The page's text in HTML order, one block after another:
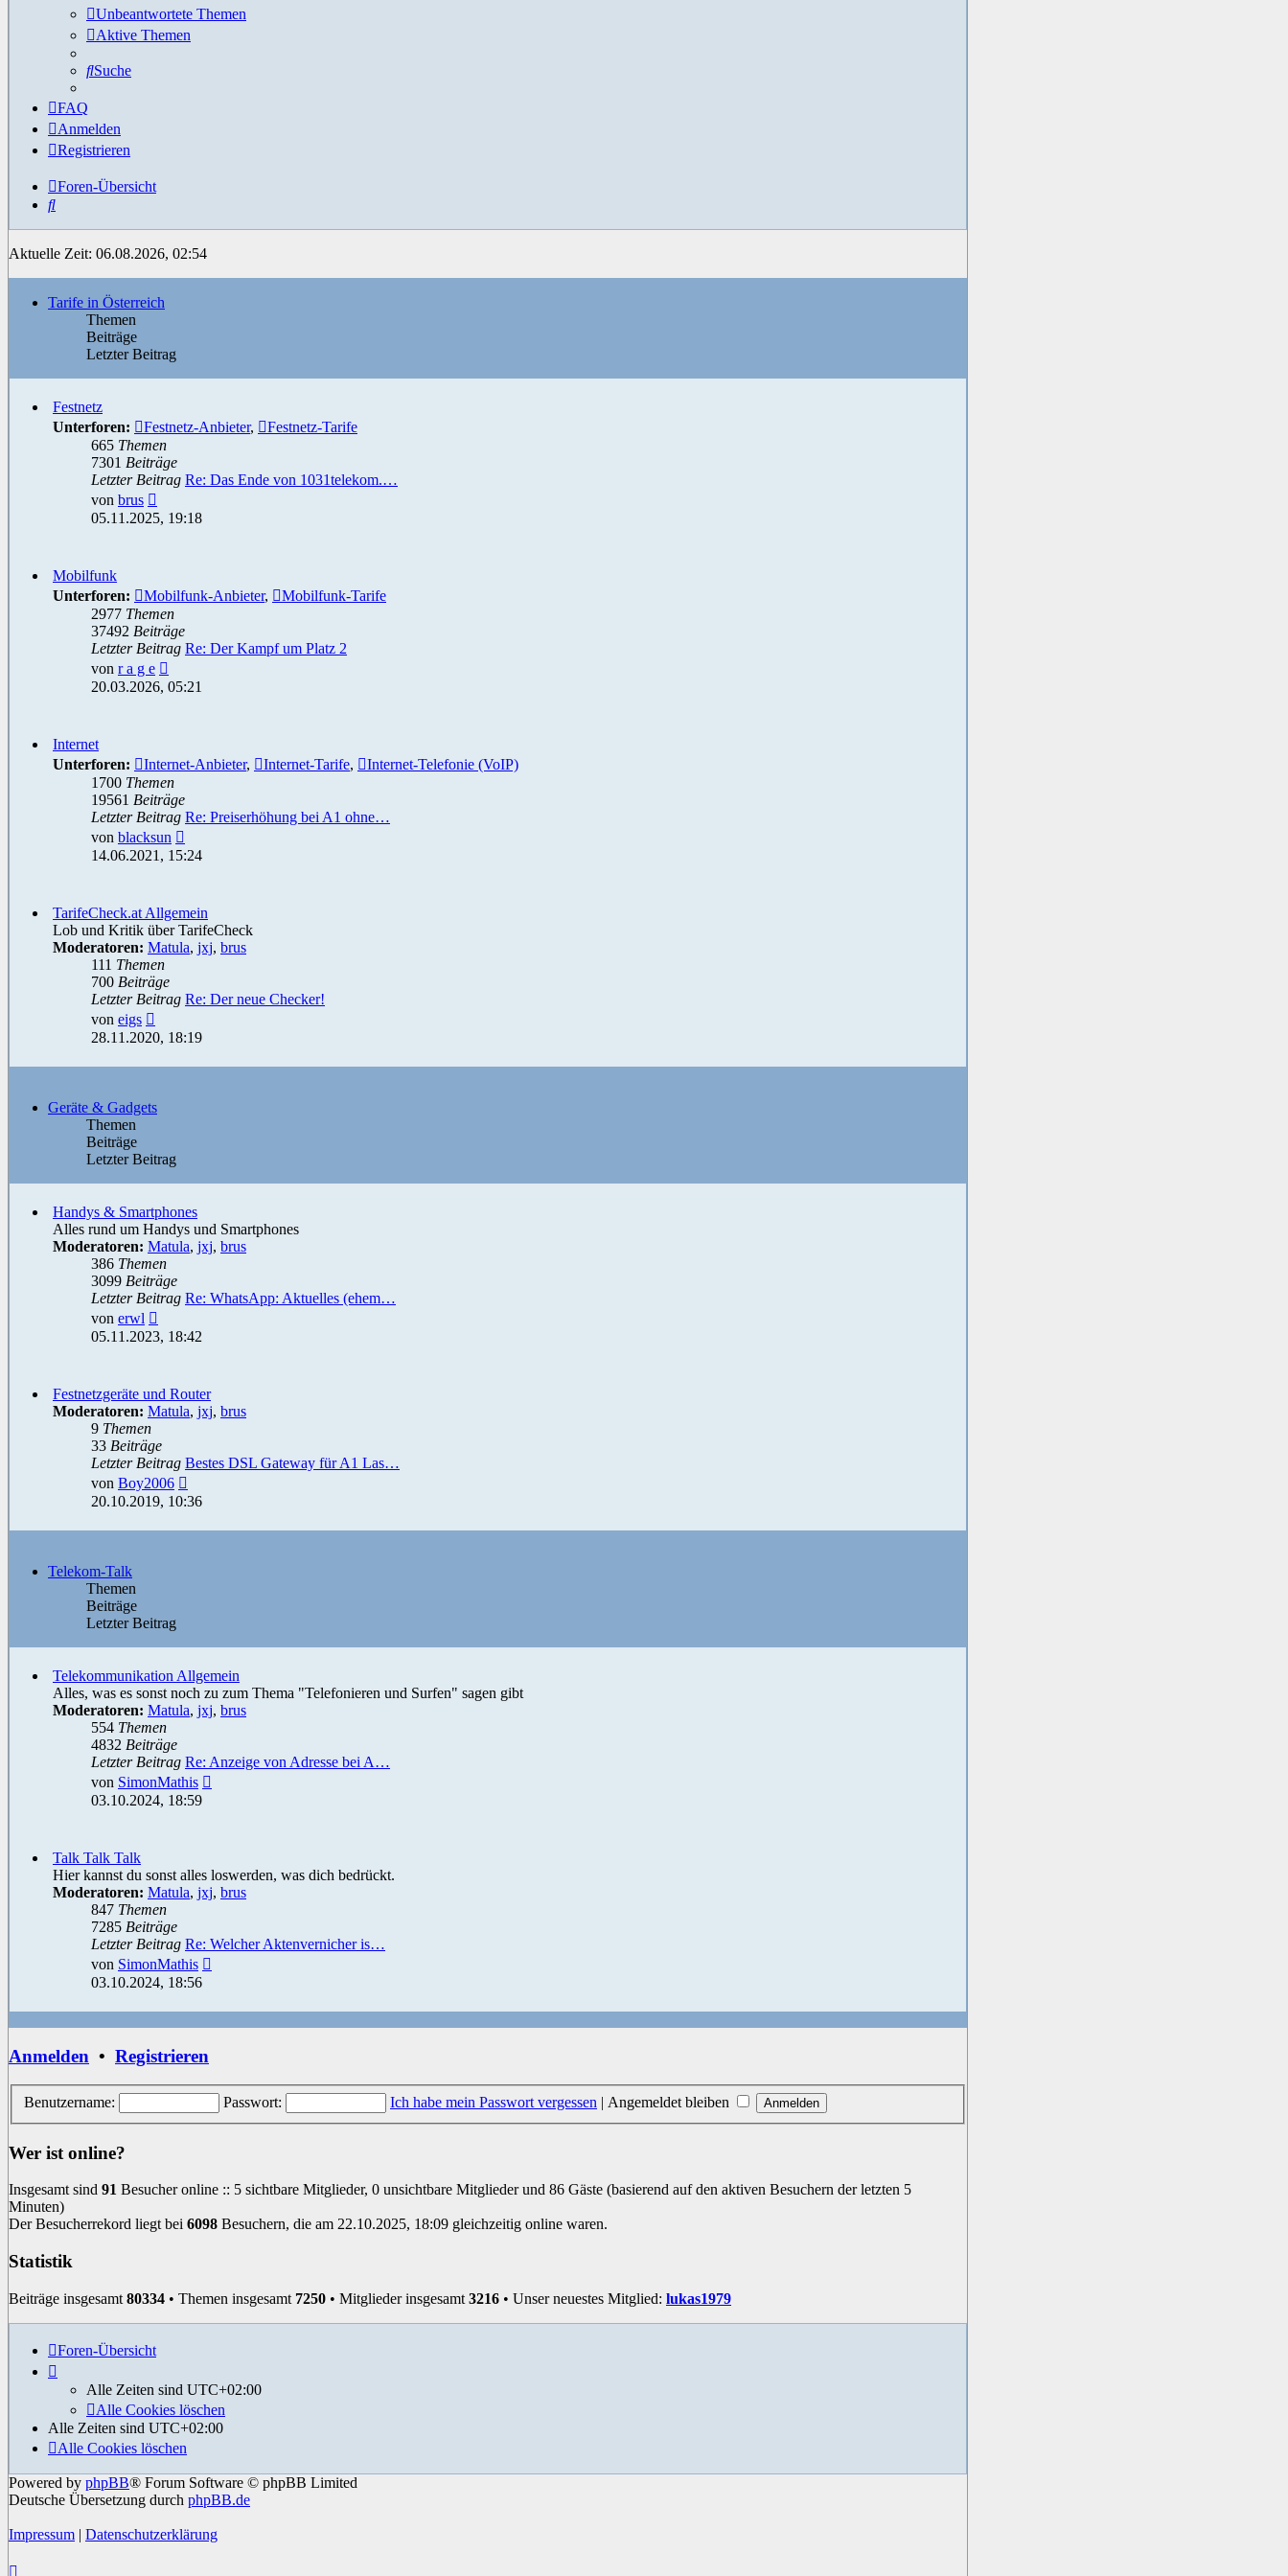
Unbeantwortete Themen
Aktive Themen
Suche
FAQ
Anmelden
Registrieren
Foren-Übersicht
Suche
Aktuelle Zeit: 06.08.2026, 02:54
Tarife in Österreich
Themen
Beiträge
Letzter Beitrag
Festnetz
Unterforen:
Festnetz-Anbieter,
Festnetz-Tarife
665 Themen
7301 Beiträge
Letzter Beitrag Re: Das Ende von 1031telekom.…
von brus
Beitrag
05.11.2025, 19:18
Mobilfunk
Unterforen:
Mobilfunk-Anbieter,
Mobilfunk-Tarife
2977 Themen
37492 Beiträge
Letzter Beitrag Re: Der Kampf um Platz 2
von r a g e
Beitrag
20.03.2026, 05:21
Internet
Unterforen:
Internet-Anbieter, Internet-Tarife,
Internet-Telefonie (VoIP)
1700 Themen
19561 Beiträge
Letzter Beitrag Re: Preiserhöhung bei A1 ohne…
von blacksun
Beitrag
14.06.2021, 15:24
TarifeCheck.at Allgemein
Lob und Kritik über TarifeCheck
Moderatoren: Matula, jxj, brus
111 Themen
700 Beiträge
Letzter Beitrag Re: Der neue Checker!
von eigs
Beitrag
28.11.2020, 18:19
Geräte & Gadgets
Themen
Beiträge
Letzter Beitrag
Handys & Smartphones
Alles rund um Handys und Smartphones
Moderatoren: Matula, jxj, brus
386 Themen
3099 Beiträge
Letzter Beitrag Re: WhatsApp: Aktuelles (ehem…
von erwl
Beitrag
05.11.2023, 18:42
Festnetzgeräte und Router
Moderatoren: Matula, jxj, brus
9 Themen
33 Beiträge
Letzter Beitrag Bestes DSL Gateway für A1 Las…
von Boy2006
Beitrag
20.10.2019, 10:36
Telekom-Talk
Themen
Beiträge
Letzter Beitrag
Telekommunikation Allgemein
Alles, was es sonst noch zu zum Thema "Telefonieren und Surfen" sagen gibt
Moderatoren: Matula, jxj, brus
554 Themen
4832 Beiträge
Letzter Beitrag Re: Anzeige von Adresse bei A…
von SimonMathis
03.10.2024, 18:59
Talk Talk Talk
Hier kannst du sonst alles loswerden, was dich bedrückt.
Moderatoren: Matula, jxj, brus
847 Themen
7285 Beiträge
Letzter Beitrag Re: Welcher Aktenvernicher is…
von SimonMathis
03.10.2024, 18:56
Anmelden • Registrieren
Benutzername: Passwort: Ich habe mein Passwort vergessen | Angemeldet bleiben
Wer ist online?
Insgesamt sind 91 Besucher online :: 5 sichtbare Mitglieder, 0 unsichtbare Mitglieder und 86 Gäste (basierend auf den aktiven Besuchern der letzten 5
Minuten)
Der Besucherrekord liegt bei 6098 Besuchern, die am 22.10.2025, 18:09 gleichzeitig online waren.
Statistik
Beiträge insgesamt 80334 • Themen insgesamt 7250 • Mitglieder insgesamt 3216 • Unser neuestes Mitglied: lukas1979
Foren-Übersicht
Alle Zeiten sind UTC+02:00
Alle Cookies löschen
Alle Zeiten sind UTC+02:00
Alle Cookies löschen
Powered by phpBB® Forum Software © phpBB Limited
Deutsche Übersetzung durch phpBB.de
Impressum | Datenschutzerklärung